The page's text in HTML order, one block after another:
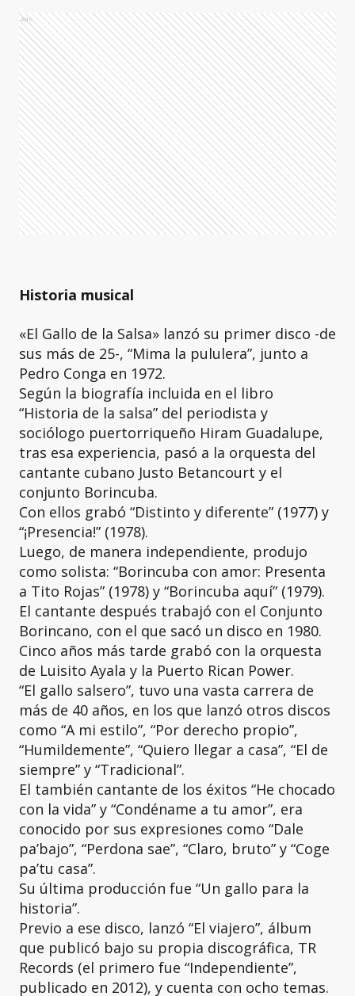
Ads
Historia musical
«El Gallo de la Salsa» lanzó su primer disco -de
sus más de 25-, “Mima la pululera”, junto a
Pedro Conga en 1972.
Según la biografía incluida en el libro
“Historia de la salsa” del periodista y
sociólogo puertorriqueño Hiram Guadalupe,
tras esa experiencia, pasó a la orquesta del
cantante cubano Justo Betancourt y el
conjunto Borincuba.
Con ellos grabó “Distinto y diferente” (1977) y
“¡Presencia!” (1978).
Luego, de manera independiente, produjo
como solista: “Borincuba con amor: Presenta
a Tito Rojas” (1978) y “Borincuba aquí” (1979).
El cantante después trabajó con el Conjunto
Borincano, con el que sacó un disco en 1980.
Cinco años más tarde grabó con la orquesta
de Luisito Ayala y la Puerto Rican Power.
“El gallo salsero”, tuvo una vasta carrera de
más de 40 años, en los que lanzó otros discos
como “A mi estilo”, “Por derecho propio”,
“Humildemente”, “Quiero llegar a casa”, “El de
siempre” y “Tradicional”.
El también cantante de los éxitos “He chocado
con la vida” y “Condéname a tu amor”, era
conocido por sus expresiones como “Dale
pa’bajo”, “Perdona sae”, “Claro, bruto” y “Coge
pa’tu casa”.
Su última producción fue “Un gallo para la
historia”.
Previo a ese disco, lanzó “El viajero”, álbum
que publicó bajo su propia discográfica, TR
Records (el primero fue “Independiente”,
publicado en 2012), y cuenta con ocho temas.